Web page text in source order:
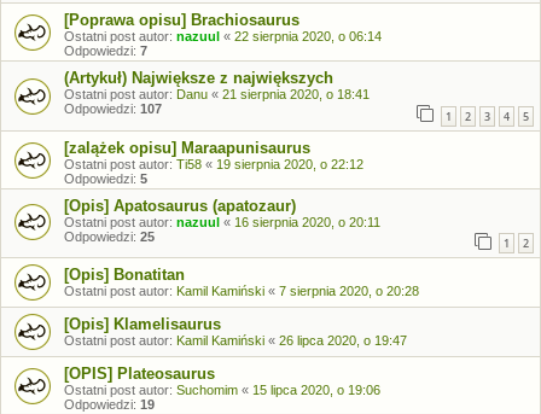
[Poprawa opisu] Brachiosaurus
Ostatni post autor: nazuul « 22 sierpnia 2020, o 06:14
Odpowiedzi: 7
(Artykuł) Największe z największych
Ostatni post autor: Danu « 21 sierpnia 2020, o 18:41
Odpowiedzi: 107 1 2 3 4 5
[zalążek opisu] Maraapunisaurus
Ostatni post autor: Ti58 « 19 sierpnia 2020, o 22:12
Odpowiedzi: 5
[Opis] Apatosaurus (apatozaur)
Ostatni post autor: nazuul « 16 sierpnia 2020, o 20:11
Odpowiedzi: 25 1 2
[Opis] Bonatitan
Ostatni post autor: Kamil Kamiński « 7 sierpnia 2020, o 20:28
[Opis] Klamelisaurus
Ostatni post autor: Kamil Kamiński « 26 lipca 2020, o 19:47
[OPIS] Plateosaurus
Ostatni post autor: Suchomim « 15 lipca 2020, o 19:06
Odpowiedzi: 19